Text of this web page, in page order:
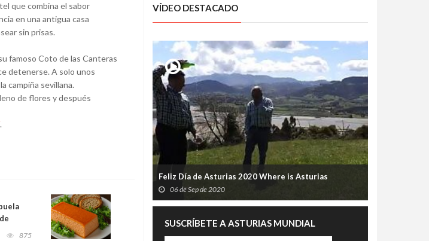
que combina el sabor
en una antigua casa
sin prisas.
famoso Coto de las Canteras
detenerse. A solo unos
campiña sevillana.
de flores y después
.
875
VÍDEO DESTACADO
Feliz Día de Asturias 2020 Where is Asturias
06 de Sep de 2020
SUSCRÍBETE A ASTURIAS MUNDIAL